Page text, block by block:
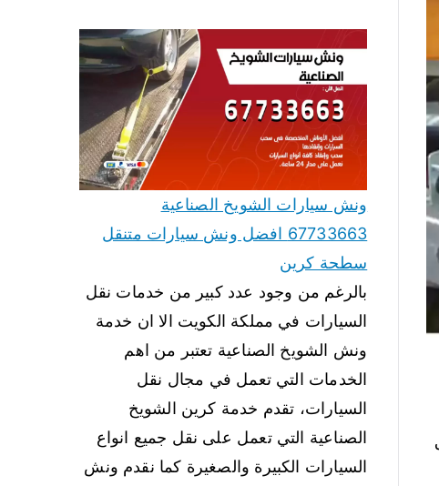
ونش سيارات الشويخ الصناعية
67733663 افضل ونش سيارات متنقل
سطحة كرين
بالرغم من وجود عدد كبير من خدمات نقل
السيارات في مملكة الكويت الا ان خدمة
ونش الشويخ الصناعية تعتبر من اهم
الخدمات التي تعمل في مجال نقل
السيارات، تقدم خدمة كرين الشويخ
الصناعية التي تعمل على نقل جميع انواع
السيارات الكبيرة والصغيرة كما نقدم ونش